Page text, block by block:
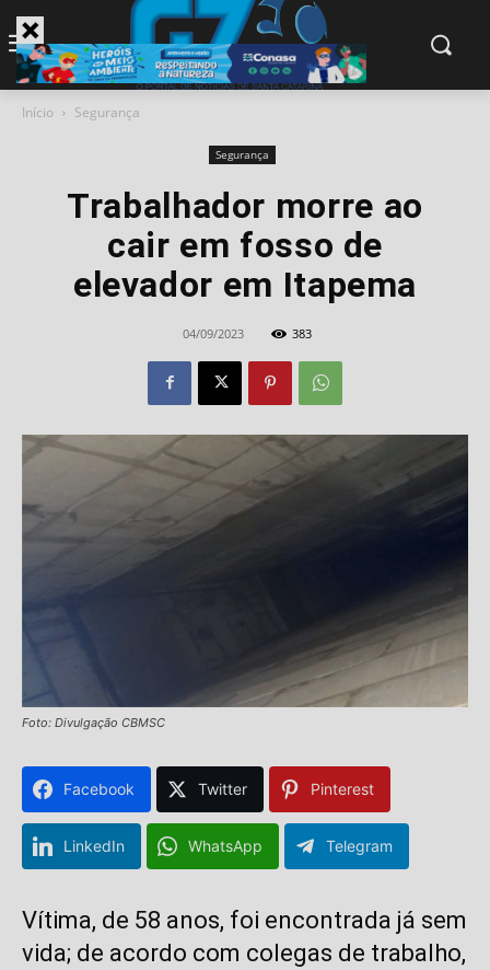
Início Segurança
Segurança
Trabalhador morre ao
cair em fosso de
elevador em Itapema
04/09/2023 383
Foto: Divulgação CBMSC
Facebook Twitter Pinterest
LinkedIn WhatsApp Telegram
Vítima, de 58 anos, foi encontrada já sem
vida; de acordo com colegas de trabalho,
modal-check